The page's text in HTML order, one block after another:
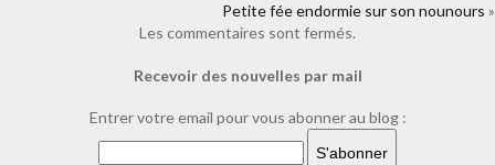
href=https%3A%2F%2Fwww.laure-
illustrations.com%2F2009%2F08%2Fle-nu-bleu-devient-
Petite fée endormie sur son nounours »
Les commentaires sont fermés.
Recevoir des nouvelles par mail
Entrer votre email pour vous abonner au blog :